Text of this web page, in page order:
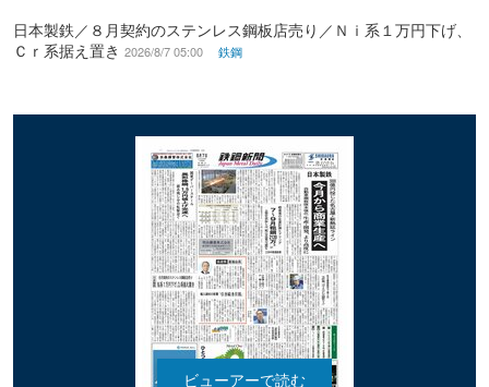
日本製鉄／８月契約のステンレス鋼板店売り／Ｎｉ系１万円下げ、
Ｃｒ系据え置き 2026/8/7 05:00 鉄鋼